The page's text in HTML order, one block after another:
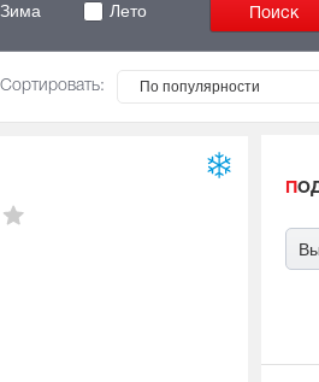
Зима Лето
Сортировать: По популярности